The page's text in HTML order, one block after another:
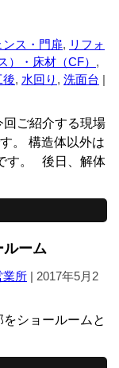
ンス・門扉, リフォ
）・床材（CF） ,
後, 水回り , 洗面台 |
ご紹介する現場
。 構造体以外は
す。 後日、解体
ーム
業所 | 2017年5月2
ショールームと